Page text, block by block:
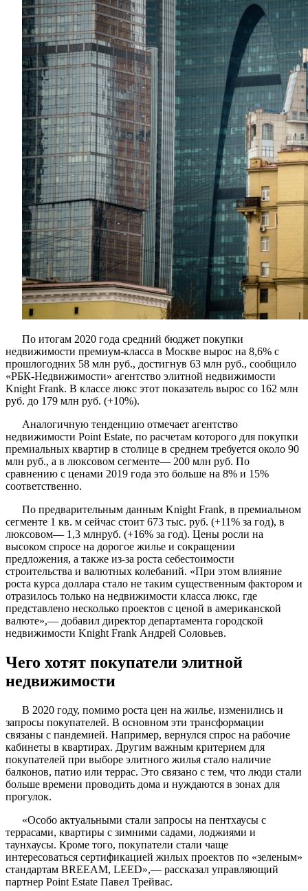
По итогам 2020 года средний бюджет покупки
недвижимости премиум-класса в Москве вырос на 8,6% с
прошлогодних 58 млн руб., достигнув 63 млн руб., сообщило
«РБК-Недвижимости» агентство элитной недвижимости
Knight Frank. В классе люкс этот показатель вырос со 162 млн
руб. до 179 млн руб. (+10%).
Аналогичную тенденцию отмечает агентство
недвижимости Point Estate, по расчетам которого для покупки
премиальных квартир в столице в среднем требуется около 90
млн руб., а в люксовом сегменте— 200 млн руб. По
сравнению с ценами 2019 года это больше на 8% и 15%
соответственно.
По предварительным данным Knight Frank, в премиальном
сегменте 1 кв. м сейчас стоит 673 тыс. руб. (+11% за год), в
люксовом— 1,3 млнруб. (+16% за год). Цены росли на
высоком спросе на дорогое жилье и сокращении
предложения, а также из-за роста себестоимости
строительства и валютных колебаний. «При этом влияние
роста курса доллара стало не таким существенным фактором и
отразилось только на недвижимости класса люкс, где
представлено несколько проектов с ценой в американской
валюте»,— добавил директор департамента городской
недвижимости Knight Frank Андрей Соловьев.
Чего хотят покупатели элитной
недвижимости
В 2020 году, помимо роста цен на жилье, изменились и
запросы покупателей. В основном эти трансформации
связаны с пандемией. Например, вернулся спрос на рабочие
кабинеты в квартирах. Другим важным критерием для
покупателей при выборе элитного жилья стало наличие
балконов, патио или террас. Это связано с тем, что люди стали
больше времени проводить дома и нуждаются в зонах для
прогулок.
«Особо актуальными стали запросы на пентхаусы с
террасами, квартиры с зимними садами, лоджиями и
таунхаусы. Кроме того, покупатели стали чаще
интересоваться сертификацией жилых проектов по «зеленым»
стандартам BREEAM, LEED»,— рассказал управляющий
партнер Point Estate Павел Трейвас.